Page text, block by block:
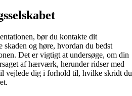
bør du kontakte dit
skaden og høre, hvordan du bedst
Det er vigtigt at undersøge, om din
af hærværk, herunder ridser med
vejlede dig i forhold til, hvilke skridt du